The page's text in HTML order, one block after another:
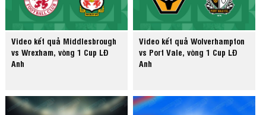
Video kết quả Middlesbrough
vs Wrexham, vòng 1 Cup LĐ
Anh
Video kết quả Wolverhampton
vs Port Vale, vòng 1 Cup LĐ
Anh